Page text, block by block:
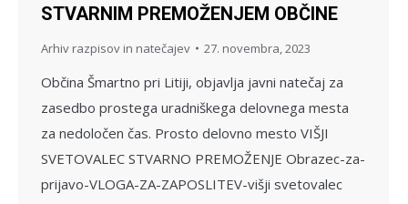
STVARNIM PREMOŽENJEM OBČINE
Arhiv razpisov in natečajev 27. novembra, 2023
Občina Šmartno pri Litiji, objavlja javni natečaj za
zasedbo prostega uradniškega delovnega mesta
za nedoločen čas. Prosto delovno mesto VIŠJI
SVETOVALEC STVARNO PREMOŽENJE Obrazec-za-
prijavo-VLOGA-ZA-ZAPOSLITEV-višji svetovalec